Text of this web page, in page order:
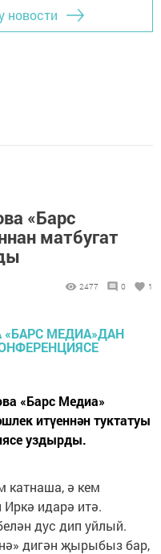
новости
«Барс
матбугат
2477 0 1
«Барс Медиа»
итүеннән туктатуы
уздырды.
катнаша, ә кем
идарә итә.
дус дип уйлый.
дигән җырыбыз бар,